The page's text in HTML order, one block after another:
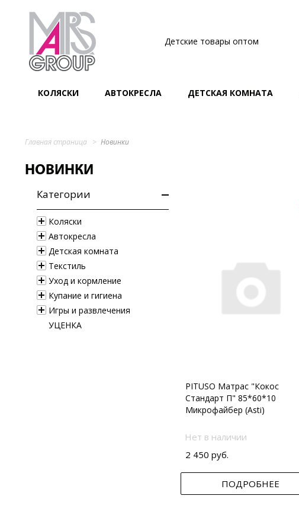
Детские товары оптом
КОЛЯСКИ АВТОКРЕСЛА ДЕТСКАЯ КОМНАТА
Главная страница Новинки
НОВИНКИ
Категории
Коляски
Автокресла
Детская комната
Текстиль
Уход и кормление
Купание и гигиена
Игры и развлечения
УЦЕНКА
PITUSO Матрас "Кокос
Стандарт П" 85*60*10
Микрофайбер (Asti)
Нет в наличии
2 450 руб.
ПОДРОБНЕЕ